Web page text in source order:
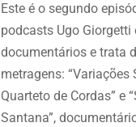
Este é o segundo
podcasts Ugo Giorgetti
documentários e trata
metragens: “Variações
Quarteto de Cordas” e
Santana”,